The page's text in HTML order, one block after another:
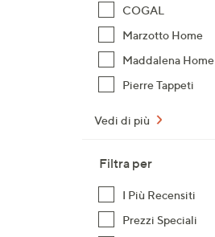
COGAL
Marzotto Home
Maddalena Home
Pierre Tappeti
Vedi di più
Filtra per
I Più Recensiti
Prezzi Speciali